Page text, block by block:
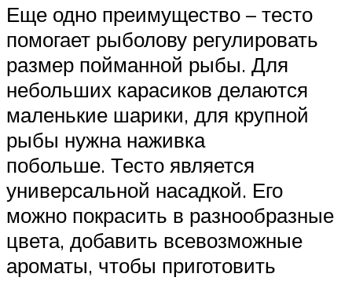
Еще одно преимущество – тесто
помогает рыболову регулировать
размер пойманной рыбы. Для
небольших карасиков делаются
маленькие шарики, для крупной
рыбы нужна наживка
побольше. Тесто является
универсальной насадкой. Его
можно покрасить в разнообразные
цвета, добавить всевозможные
ароматы, чтобы приготовить